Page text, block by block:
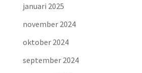
januari 2025
november 2024
oktober 2024
september 2024